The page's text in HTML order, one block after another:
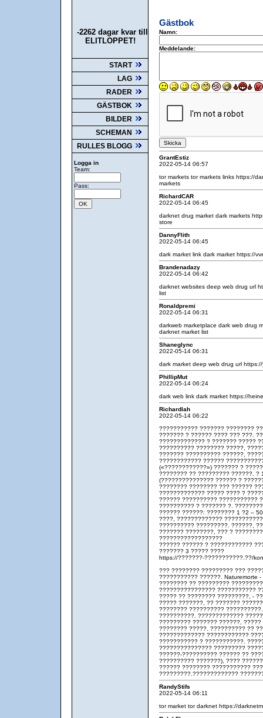
-2262 dagar kvar till
ELITLOPPET!
START
LAG
RADER
GÄSTBOK
BILDER
SCHEMAN
RULLES BLOGG
Logga in
Team:
Pass:
Gästbok
Namn:
Meddelande:
GrantEstiz
2022-05-14 06:57
tor markets tor markets links https://
markets
RichardCAR
2022-05-14 06:45
darknet drug market dark markets
store
DannyFlith
2022-05-14 06:45
dark market link dark market https://
Brandenadazy
2022-05-14 06:42
darknet websites deep web drug url
list
Ronaldpremi
2022-05-14 06:31
darkweb marketplace dark web drug
darknet market list
Shaneglync
2022-05-14 06:31
dark market deep web drug url
PhillipMut
2022-05-14 06:24
dark web link dark market https://
Richardlah
2022-05-14 06:22
??????????? ??????? ????????
??????? ? ?????? ???? ??? ???.
????????????? ? ??????? ?????
?????????? ???????? ?????,
??????? ?????????? ??????,
???????????? ??????
(«????????????») ??????? ?
???????? ?? ????????? ??????. ?
(??????????????? ?????? ?
???????? ???????? ??? ??????
????????????? ????? ???? ?
?????? ?????????? ???????????
?????????? ? ??????? ?.
?????? ??????: ???????? 1 ?2 –
????, ?????????????
?????????? ?????????. ??????,
??????? ????????, ??? ?
??????????????????
?????? ?????? ? ????????????
??????? 3 ????? ????
https://???????-???????????.??/
??? ???????? ????????? ???
??????????? ??????. Naturemorte
???????? ?? ?????????
???????????????? ???????????
????? ?? ???????? ?????????, -
????? ???????, ?? ???????
???????? ??????????
??????????. ?????????????
????????? ??????? ??????,
???????? ?????. ?????????? ??
????????????? ????????????
??????????? ? ???????????.
??????????????? ?????????
??????-?????????? ?????? ??
?????????? ???????), ????
?????? ???????? ???????????
?????????.?????????????
RandyStifs
2022-05-14 06:11
tor market tor darknet https://